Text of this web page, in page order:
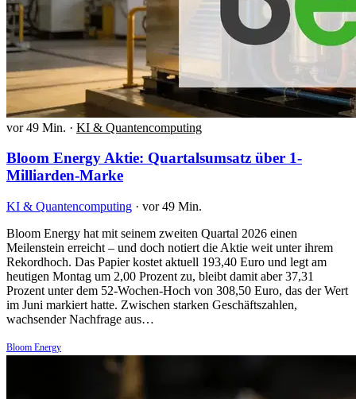
vor 49 Min. · KI & Quantencomputing
Bloom Energy Aktie: Quartalsumsatz über 1-
Milliarden-Marke
KI & Quantencomputing · vor 49 Min.
Bloom Energy hat mit seinem zweiten Quartal 2026 einen
Meilenstein erreicht – und doch notiert die Aktie weit unter ihrem
Rekordhoch. Das Papier kostet aktuell 193,40 Euro und legt am
heutigen Montag um 2,00 Prozent zu, bleibt damit aber 37,31
Prozent unter dem 52-Wochen-Hoch von 308,50 Euro, das der Wert
im Juni markiert hatte. Zwischen starken Geschäftszahlen,
wachsender Nachfrage aus…
Bloom Energy